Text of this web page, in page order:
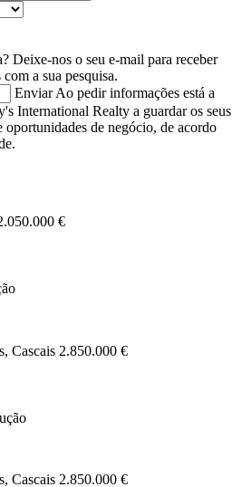
Deixe-nos o seu e-mail para receber
a sua pesquisa.
Enviar Ao pedir informações está a
International Realty a guardar os seus
oportunidades de negócio, de acordo
€
Cascais 2.850.000 €
Cascais 2.850.000 €